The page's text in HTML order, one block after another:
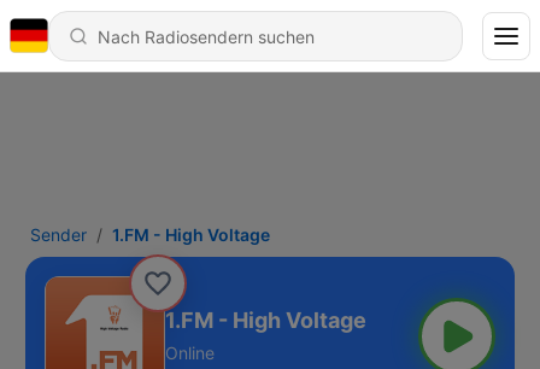
Sender 1.FM - High Voltage
1.FM - High Voltage
Online